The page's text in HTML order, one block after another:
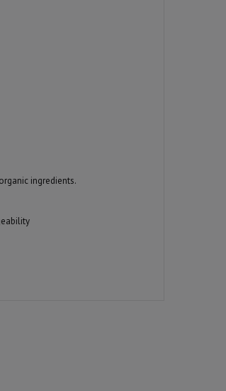
ingredients.